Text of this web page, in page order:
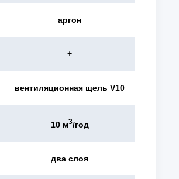
аргон
+
вентиляционная щель V10
10 м3/год
два слоя